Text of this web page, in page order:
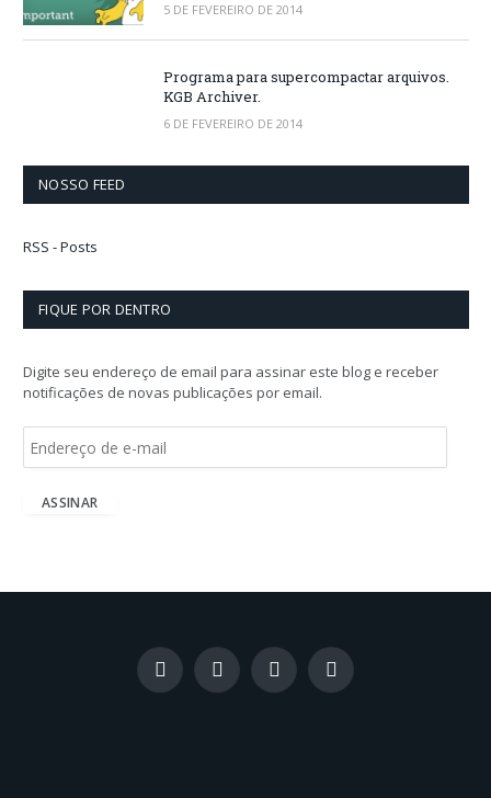
5 DE FEVEREIRO DE 2014
Programa para supercompactar arquivos.
KGB Archiver.
6 DE FEVEREIRO DE 2014
NOSSO FEED
RSS - Posts
FIQUE POR DENTRO
Digite seu endereço de email para assinar este blog e receber
notificações de novas publicações por email.
ASSINAR
Facebook
X
(Twitter)
InstagramLinkedIn